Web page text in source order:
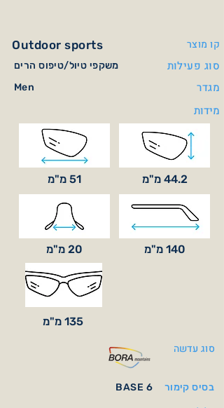
Outdoor sports קו מוצר
משקפי טיול/טיפוס הרים סוג פעילות
Men
מגדר
מידות
51 מ"מ 44.2 מ"מ
20 מ"מ 140 מ"מ
135 מ"מ
סוג עדשה
BASE 6 בסיס קימור